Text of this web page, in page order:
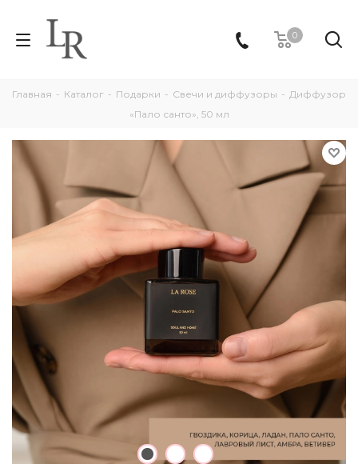
0
Главная - Каталог - Подарки - Свечи и диффузоры - Диффузор
«Пало санто», 50 мл